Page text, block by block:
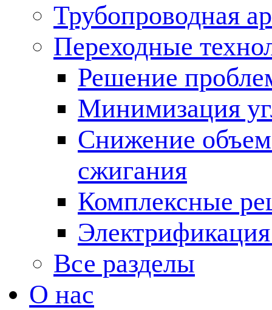
Трубопроводная
Переходные
Решение
Минимизация
Снижение
сжигания
Комплексные
Все разделы
О нас